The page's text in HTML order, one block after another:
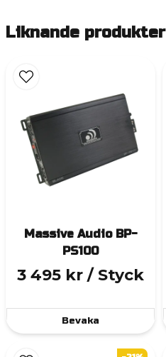
Liknande produkter
Massive Audio BP-
PS100
3 495 kr / Styck
Bevaka